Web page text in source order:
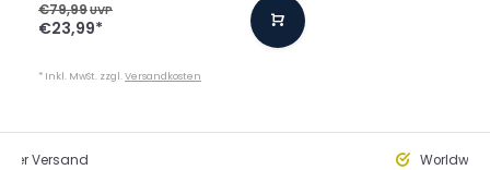
€79,99UVP
€23,99*
* Inkl. MwSt. zzgl.Versandkosten
Versand